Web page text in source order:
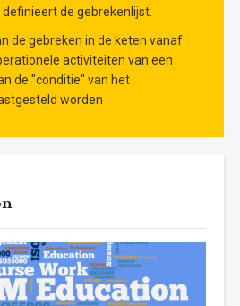
de gebrekenlijst.
de gebreken in de keten vanaf
activiteiten van een
de "conditie" van het
worden